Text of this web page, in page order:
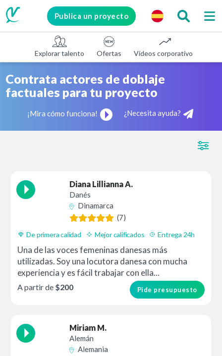
Publica un proyecto
Explorar talento Ofertas Vídeos corporativos
Contrata actores de doblaje
factuales para tu proyecto
¡Mira cómo funciona! ¿Necesita ayuda?
Diana Lillianna A.
Danés
Dinamarca
(7)
De primera calidad Mejor calificados Entrega 24h
Una de las voces femeninas danesas más
utilizadas. Soy una locutora danesa con mucha
experiencia y es fácil trabajar con ella...
Pide presupuesto
A partir de $200
Miriam M.
Alemán
Alemania